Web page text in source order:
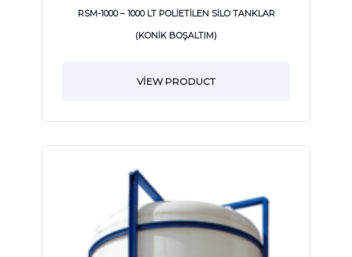
RSM-1000 – 1000 LT POLİETİLEN SİLO TANKLAR
(KONİK BOŞALTIM)
VIEW PRODUCT